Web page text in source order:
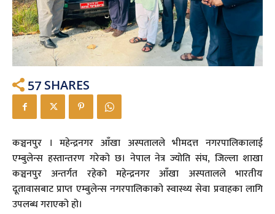
57 SHARES
कञ्चनपुर । महेन्द्रनगर आँखा अस्पतालले भीमदत्त नगरपालिकालाई
एम्बुलेन्स हस्तान्तरण गरेको छ। नेपाल नेत्र ज्योति संघ, जिल्ला शाखा
कञ्चनपुर अन्तर्गत रहेको महेन्द्रनगर आँखा अस्पतालले भारतीय
दूतावासबाट प्राप्त एम्बुलेन्स नगरपालिकाको स्वास्थ्य सेवा प्रवाहका लागि
उपलब्ध गराएको हो।